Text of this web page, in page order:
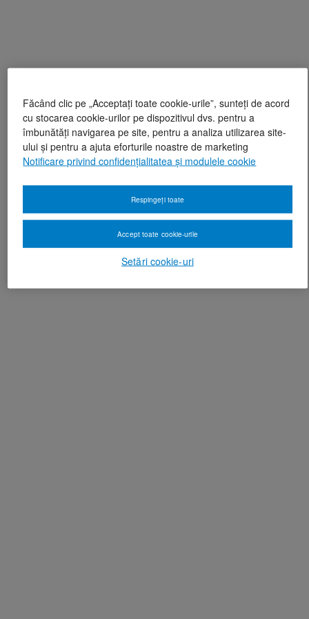
Făcând clic pe „Acceptați toate cookie-urile”, sunteți de acord
cu stocarea cookie-urilor pe dispozitivul dvs. pentru a
îmbunătăți navigarea pe site, pentru a analiza utilizarea site-
ului și pentru a ajuta eforturile noastre de marketing
Notificare privind confidențialitatea și modulele cookie
Setări cookie-uri
Respingeți toate
Accept toate cookie-urile